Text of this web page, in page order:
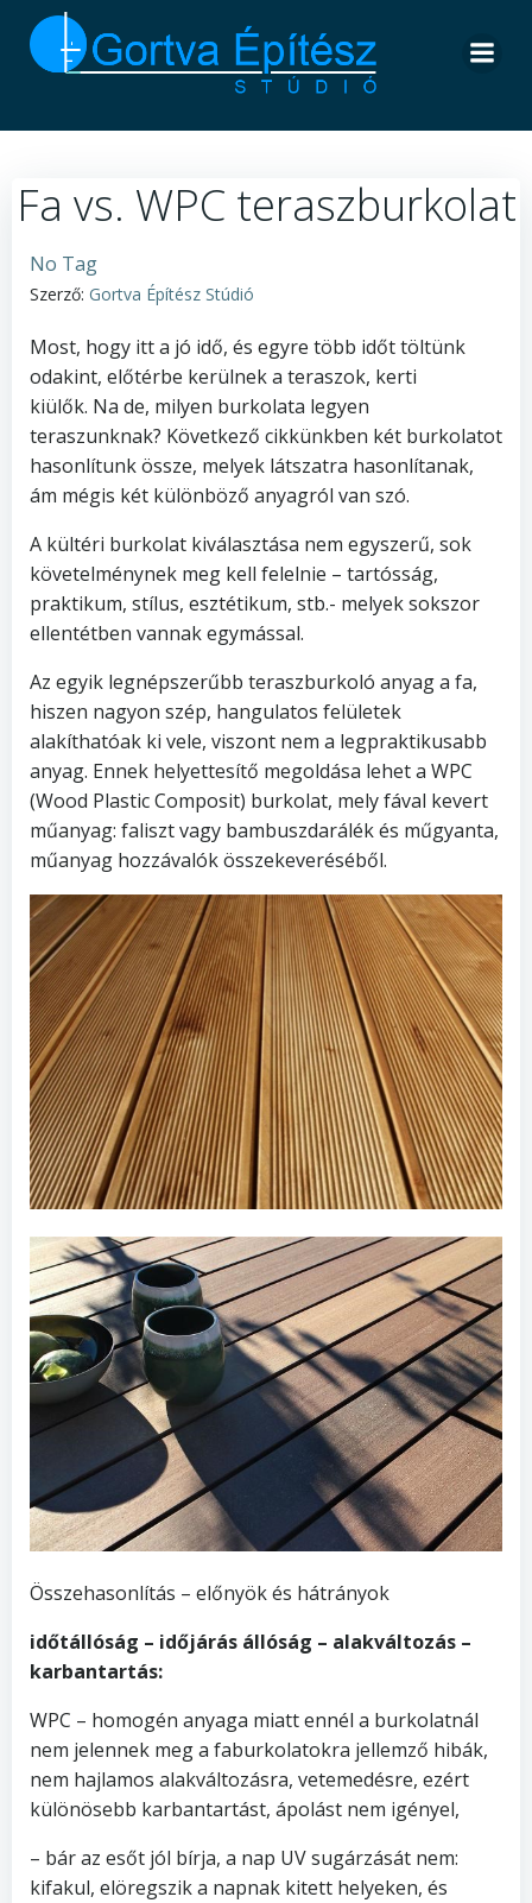
to
content
Fa vs. WPC teraszburkolat
No Tag
Szerző: Gortva Építész Stúdió
Most, hogy itt a jó idő, és egyre több időt töltünk
odakint, előtérbe kerülnek a teraszok, kerti
kiülők. Na de, milyen burkolata legyen
teraszunknak? Következő cikkünkben két burkolatot
hasonlítunk össze, melyek látszatra hasonlítanak,
ám mégis két különböző anyagról van szó.
A kültéri burkolat kiválasztása nem egyszerű, sok
követelménynek meg kell felelnie – tartósság,
praktikum, stílus, esztétikum, stb.- melyek sokszor
ellentétben vannak egymással.
Az egyik legnépszerűbb teraszburkoló anyag a fa,
hiszen nagyon szép, hangulatos felületek
alakíthatóak ki vele, viszont nem a legpraktikusabb
anyag. Ennek helyettesítő megoldása lehet a WPC
(Wood Plastic Composit) burkolat, mely fával kevert
műanyag: faliszt vagy bambuszdarálék és műgyanta,
műanyag hozzávalók összekeveréséből.
Összehasonlítás – előnyök és hátrányok
időtállóság – időjárás állóság – alakváltozás –
karbantartás:
WPC – homogén anyaga miatt ennél a burkolatnál
nem jelennek meg a faburkolatokra jellemző hibák,
nem hajlamos alakváltozásra, vetemedésre, ezért
különösebb karbantartást, ápolást nem igényel,
– bár az esőt jól bírja, a nap UV sugárzását nem:
kifakul, elöregszik a napnak kitett helyeken, és